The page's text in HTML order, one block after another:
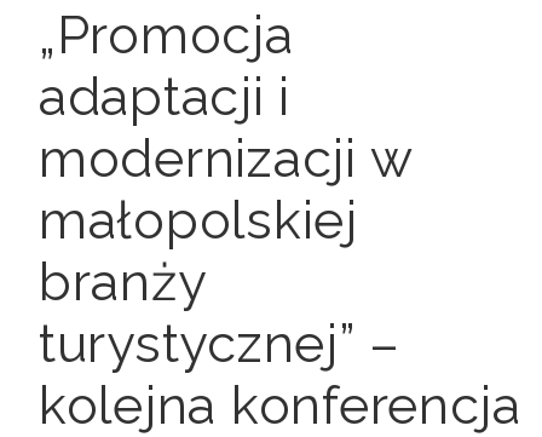
„Promocja
adaptacji i
modernizacji w
małopolskiej
branży
turystycznej” –
kolejna konferencja